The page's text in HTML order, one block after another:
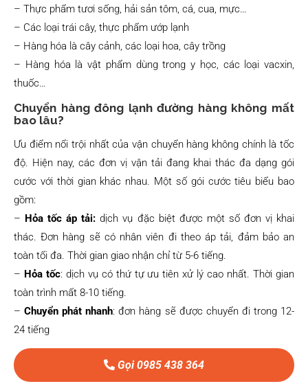
– Thực phẩm tươi sống, hải sản tôm, cá, cua, mực…
– Các loại trái cây, thực phẩm ướp lạnh
– Hàng hóa là cây cảnh, các loại hoa, cây trồng
– Hàng hóa là vật phẩm dùng trong y học, các loại vacxin,
thuốc…
Chuyển hàng đông lạnh đường hàng không mất
bao lâu?
Ưu điểm nổi trội nhất của vận chuyển hàng không chính là tốc
độ. Hiện nay, các đơn vị vận tải đang khai thác đa dạng gói
cước với thời gian khác nhau. Một số gói cước tiêu biểu bao
gồm:
– Hỏa tốc áp tải: dịch vụ đặc biệt được một số đơn vị khai
thác. Đơn hàng sẽ có nhân viên đi theo áp tải, đảm bảo an
toàn tối đa. Thời gian giao nhận chỉ từ 5-6 tiếng.
– Hỏa tốc: dịch vụ có thứ tự ưu tiên xử lý cao nhất. Thời gian
toàn trình mất 8-10 tiếng.
–Chuyển phát nhanh: đơn hàng sẽ được chuyển đi trong 12-
24 tiếng
Gọi 0985 438 364